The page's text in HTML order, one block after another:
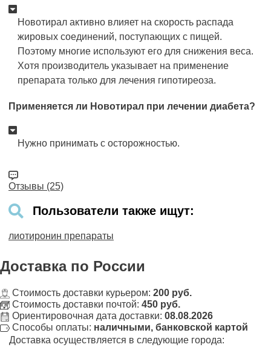
Новотирал активно влияет на скорость распада
жировых соединений, поступающих с пищей.
Поэтому многие используют его для снижения веса.
Хотя производитель указывает на применение
препарата только для лечения гипотиреоза.
Применяется ли Новотирал при лечении диабета?
Нужно принимать с осторожностью.
Отзывы (25)
Пользователи также ищут:
лиотиронин препараты
Доставка по России
Стоимость доставки курьером: 200 руб.
Стоимость доставки почтой: 450 руб.
Ориентировочная дата доставки: 08.08.2026
Способы оплаты: наличными, банковской картой
Доставка осуществляется в следующие города: